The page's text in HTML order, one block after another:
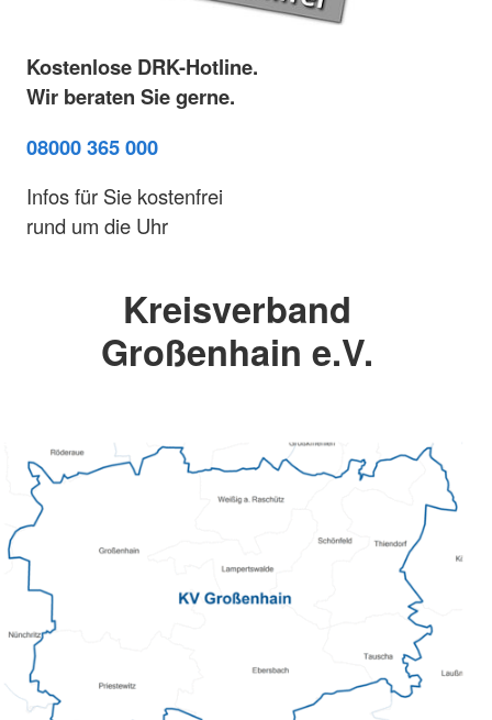
Kostenlose DRK-Hotline.
Wir beraten Sie gerne.
08000 365 000
Infos für Sie kostenfrei
rund um die Uhr
Kreisverband
Großenhain e.V.